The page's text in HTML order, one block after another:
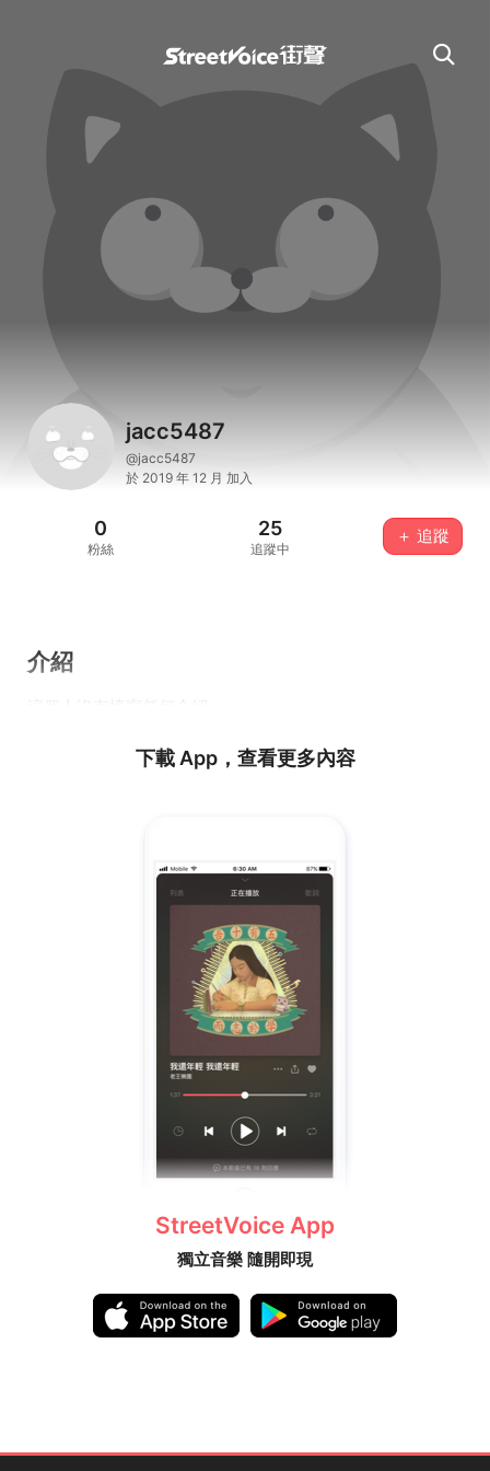
jacc5487
@jacc5487
於 2019 年 12 月 加入
0
粉絲
25
追蹤中
＋ 追蹤
介紹
下載 App，查看更多內容
StreetVoice App
獨立音樂 隨開即現